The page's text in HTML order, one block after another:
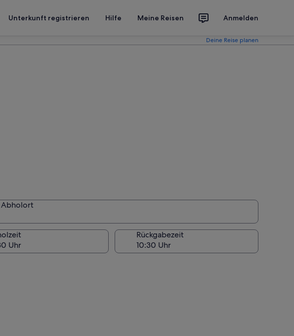
Unterkunft registrieren Hilfe Meine Reisen Anmelden
Deine Reise planen
Rückgabezeit